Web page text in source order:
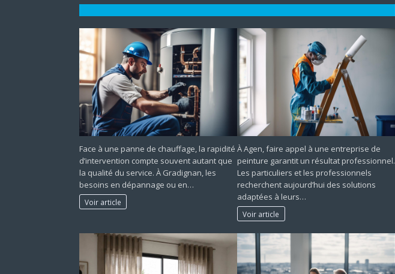
Face à une panne de chauffage, la rapidité
d’intervention compte souvent autant que
la qualité du service. À Gradignan, les
besoins en dépannage ou en…
Voir article
À Agen, faire appel à une entreprise de
peinture garantit un résultat professionnel.
Les particuliers et les professionnels
recherchent aujourd’hui des solutions
adaptées à leurs…
Voir article